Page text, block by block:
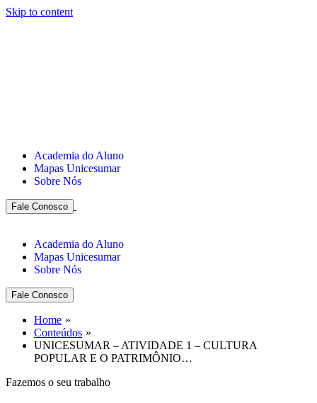
Skip to content
Academia do Aluno
Mapas Unicesumar
Sobre Nós
Fale Conosco
Academia do Aluno
Mapas Unicesumar
Sobre Nós
Fale Conosco
Home
Conteúdos
UNICESUMAR – ATIVIDADE 1 – CULTURA
POPULAR E O PATRIMÔNIO…
Fazemos o seu trabalho